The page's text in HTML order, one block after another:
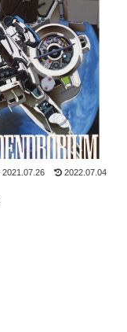
2021.07.26 2022.07.04